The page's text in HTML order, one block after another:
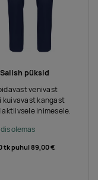
püksid
venivast
kuivavast kangast
aktiivsele inimesele.
olemas
tk puhul89,00 €